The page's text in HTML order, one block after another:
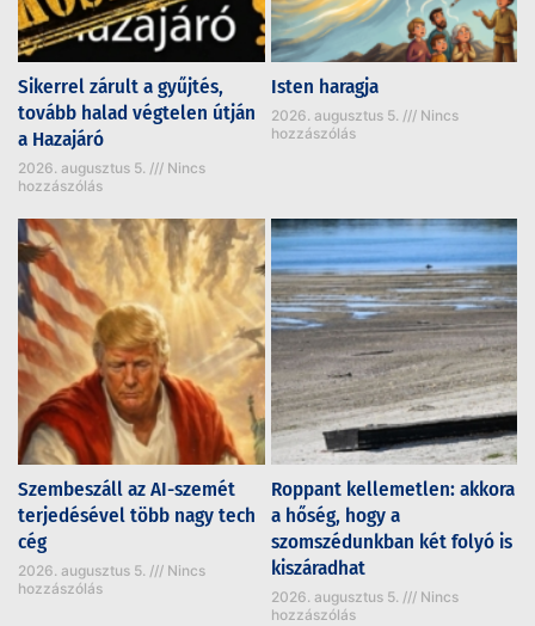
Sikerrel zárult a gyűjtés,
tovább halad végtelen útján
a Hazajáró
2026. augusztus 5.
Nincs
hozzászólás
Isten haragja
2026. augusztus 5.
Nincs
hozzászólás
Szembeszáll az AI-szemét
terjedésével több nagy tech
cég
2026. augusztus 5.
Nincs
hozzászólás
Roppant kellemetlen: akkora
a hőség, hogy a
szomszédunkban két folyó is
kiszáradhat
2026. augusztus 5.
Nincs
hozzászólás